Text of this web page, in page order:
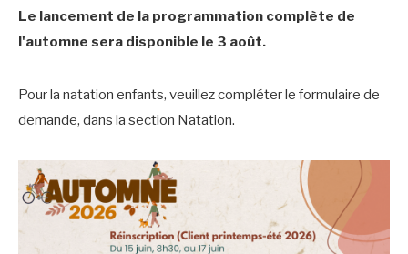
Le lancement de la programmation complète de
l'automne sera disponible le 3 août.
Pour la natation enfants, veuillez compléter le formulaire de
demande, dans la section Natation.